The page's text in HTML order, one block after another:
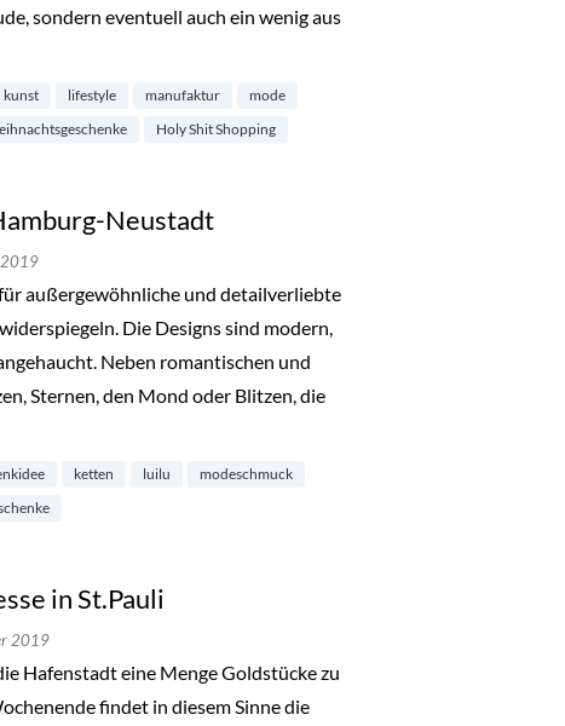
sondern eventuell auch ein wenig aus
im Karolinenviertel“
kunst lifestyle manufaktur
mode
Holy Shit Shopping
Neustadt
2019
außergewöhnliche und detailverliebte
Die Designs sind modern,
Neben romantischen und
Sternen, den Mond oder Blitzen, die
Neustadt“
ketten luilu
modeschmuck
in St.Pauli
2019
Hafenstadt eine Menge Goldstücke zu
findet in diesem Sinne die